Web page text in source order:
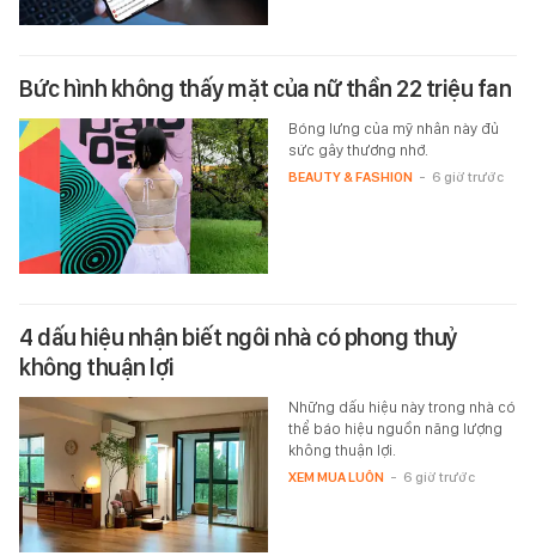
Bức hình không thấy mặt của nữ thần 22 triệu fan
Bóng lưng của mỹ nhân này đủ
sức gây thương nhớ.
BEAUTY & FASHION - 6 giờ trước
4 dấu hiệu nhận biết ngôi nhà có phong thuỷ
không thuận lợi
Những dấu hiệu này trong nhà có
thể báo hiệu nguồn năng lượng
không thuận lợi.
XEM MUA LUÔN - 6 giờ trước